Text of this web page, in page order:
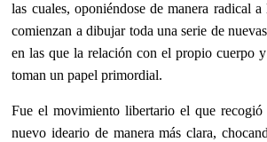
las cuales, oponiéndose de manera radical
comienzan a dibujar toda una serie de
en las que la relación con el propio cuerpo
toman un papel primordial.
Fue el movimiento libertario el que
nuevo ideario de manera más clara,